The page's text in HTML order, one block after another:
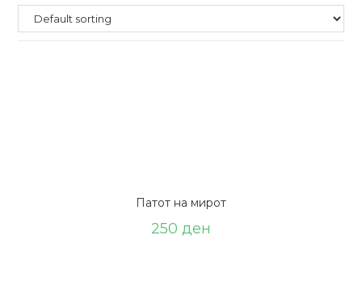
Патот на мирот
250 ден